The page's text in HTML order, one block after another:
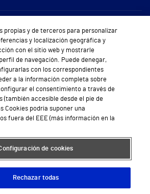
Sobre Vithas
Quiénes somos
Trabajar en Vithas
Cita Médica
Atención al Cliente
y salud en el trabajo
Conoce a Supervita
Política de privacidad Mapa web Protección de datos
propias y de terceros para personalizar
y localización geográfica y
con el sitio web y mostrarle
de navegación. Puede denegar,
con los correspondientes
a la información completa sobre
el consentimiento a través de
(también accesible desde el pie de
Cookies podría suponer una
fuera del EEE (más información en la
de cookies
Rechazar todas